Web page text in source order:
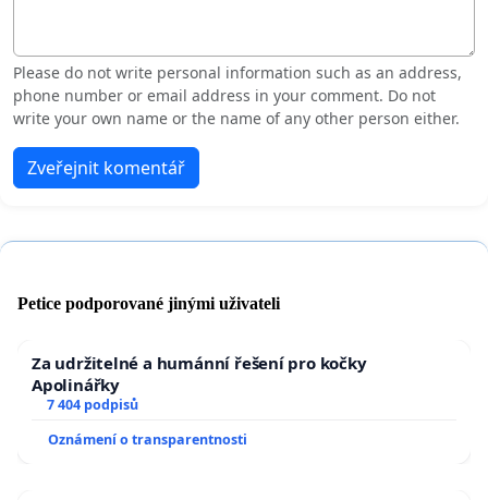
Please do not write personal information such as an address,
phone number or email address in your comment. Do not
write your own name or the name of any other person either.
Zveřejnit komentář
Petice podporované jinými uživateli
Za udržitelné a humánní řešení pro kočky
Apolinářky
7 404 podpisů
Oznámení o transparentnosti